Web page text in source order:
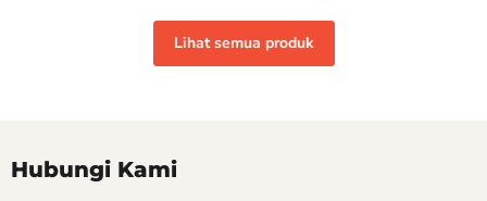
Lihat semua produk
Hubungi Kami